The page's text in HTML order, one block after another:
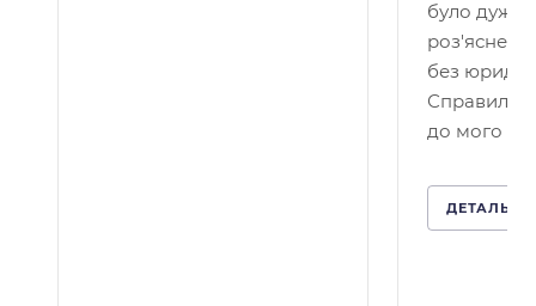
було дуже
роз'яснено
без
Справило
до мого